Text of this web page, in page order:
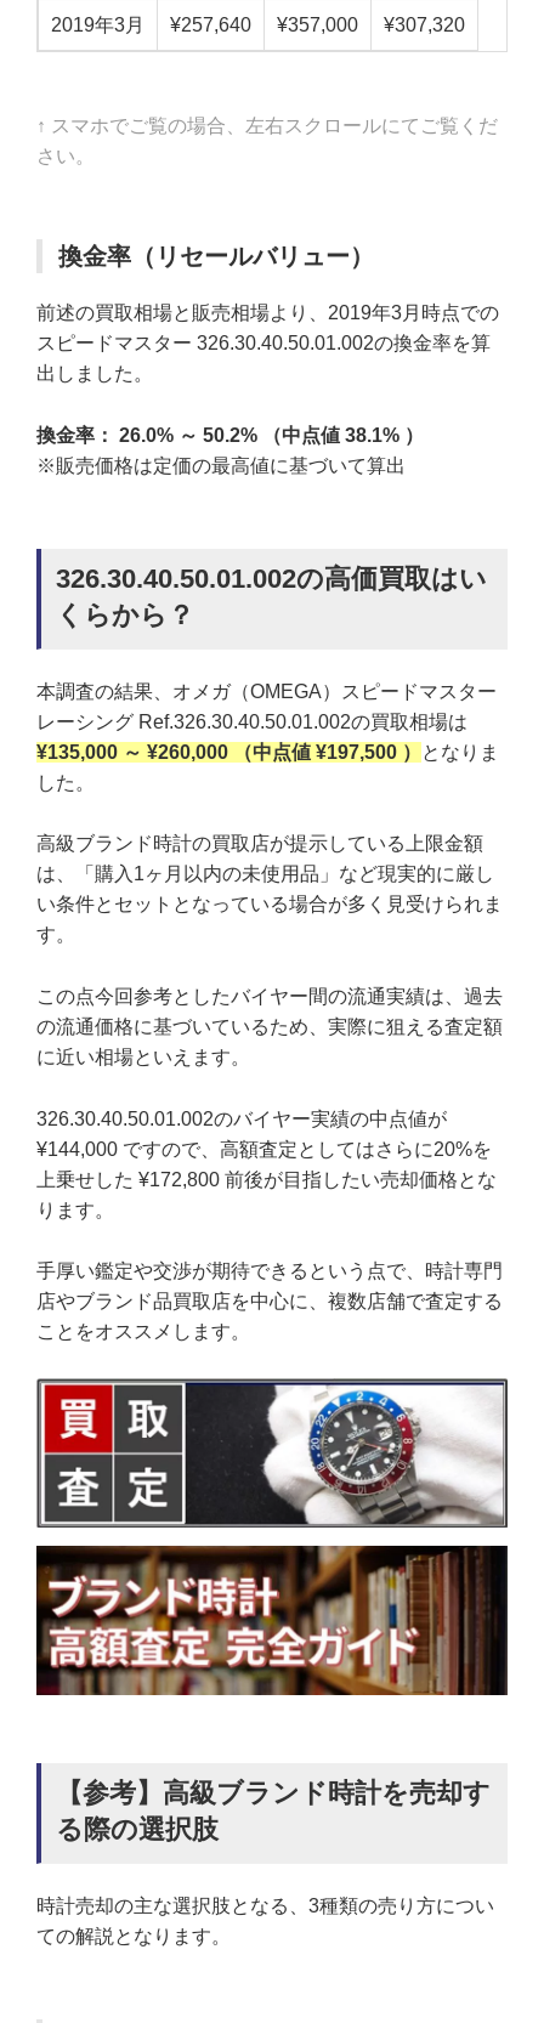
2019年3月 ¥257,640 ¥357,000 ¥307,320
↑ スマホでご覧の場合、左右スクロールにてご覧くだ
さい。
換金率（リセールバリュー）
前述の買取相場と販売相場より、2019年3月時点での
スピードマスター 326.30.40.50.01.002の換金率を算
出しました。
換金率： 26.0% ～ 50.2% （中点値 38.1% ）
※販売価格は定価の最高値に基づいて算出
326.30.40.50.01.002の高価買取はい
くらから？
本調査の結果、オメガ（OMEGA）スピードマスター
レーシング Ref.326.30.40.50.01.002の買取相場は
¥135,000 ～ ¥260,000 （中点値 ¥197,500 ）
となりま
した。
高級ブランド時計の買取店が提示している上限金額
は、「購入1ヶ月以内の未使用品」など現実的に厳し
い条件とセットとなっている場合が多く見受けられま
す。
この点今回参考としたバイヤー間の流通実績は、過去
の流通価格に基づいているため、実際に狙える査定額
に近い相場といえます。
326.30.40.50.01.002のバイヤー実績の中点値が
¥144,000 ですので、高額査定としてはさらに20%を
上乗せした ¥172,800 前後が目指したい売却価格とな
ります。
手厚い鑑定や交渉が期待できるという点で、時計専門
店やブランド品買取店を中心に、複数店舗で査定する
ことをオススメします。
【参考】高級ブランド時計を売却す
る際の選択肢
時計売却の主な選択肢となる、3種類の売り方につい
ての解説となります。